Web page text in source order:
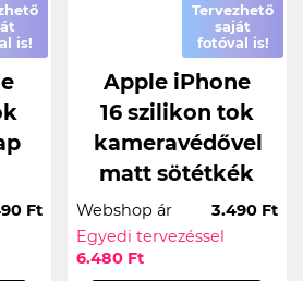
is!
Ft
Tervezhető
saját
fotóval is!
Apple iPhone
16 szilikon tok
kameravédővel
matt sötétkék
Webshop ár
3.490 Ft
Egyedi tervezéssel
6.480 Ft